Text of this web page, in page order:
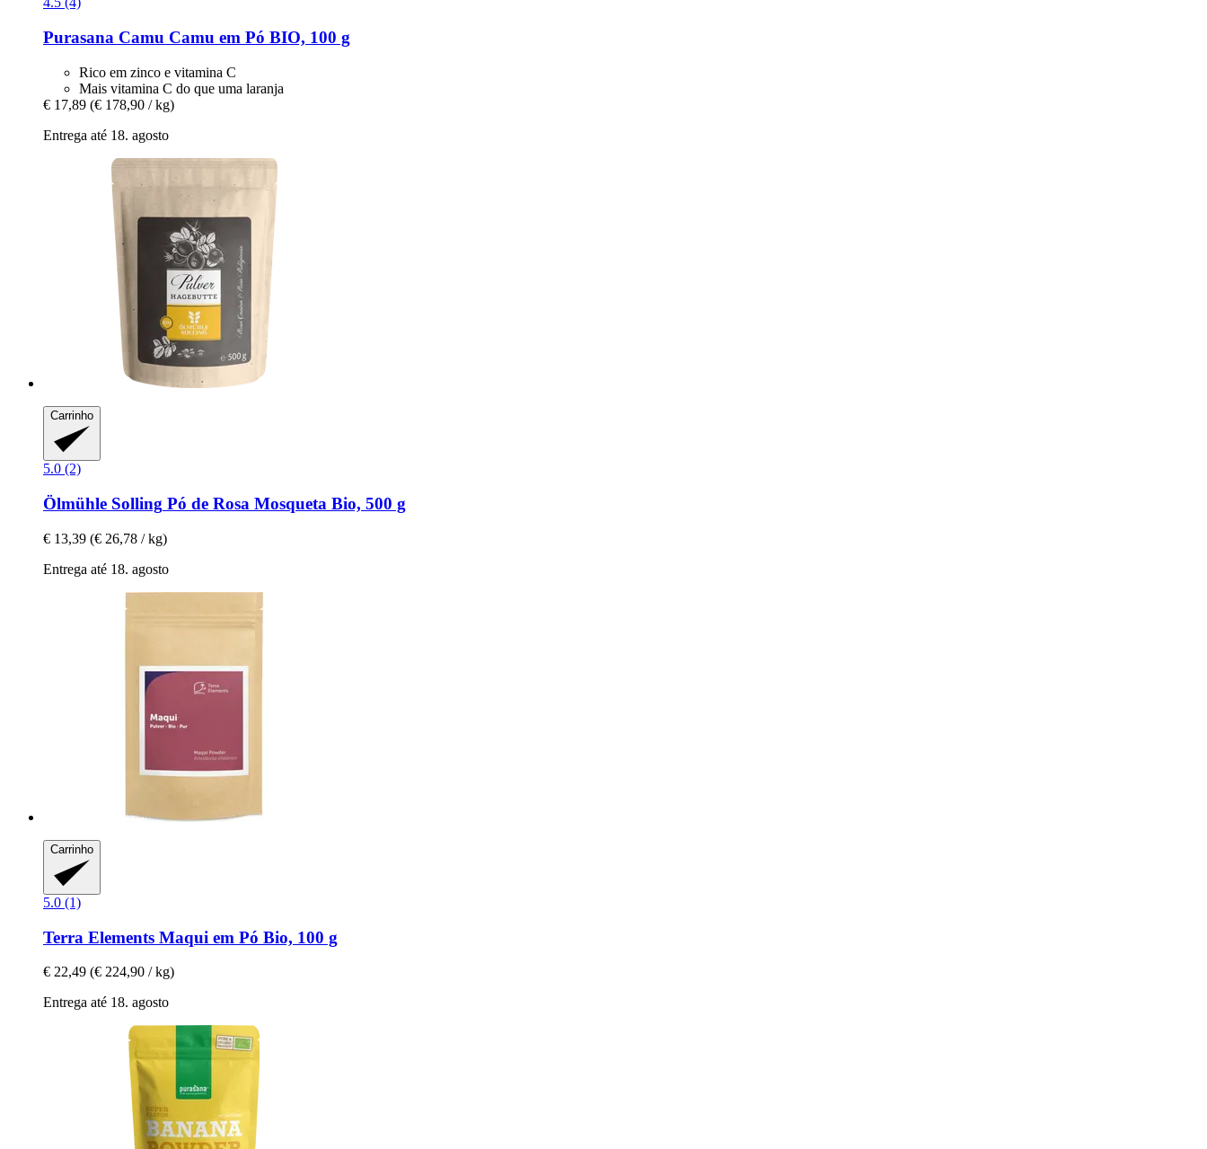
Purasana Camu Camu em Pó BIO, 100 g
Rico em zinco e vitamina C
Mais vitamina C do que uma laranja
€ 17,89 (€ 178,90 / kg)
Entrega até 18. agosto
Carrinho
5.0 (2)
Ölmühle Solling Pó de Rosa Mosqueta Bio, 500 g
€ 13,39 (€ 26,78 / kg)
Entrega até 18. agosto
Carrinho
5.0 (1)
Terra Elements Maqui em Pó Bio, 100 g
€ 22,49 (€ 224,90 / kg)
Entrega até 18. agosto